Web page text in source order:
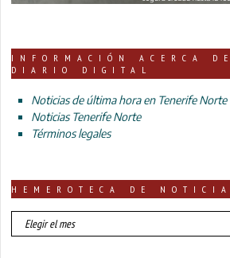
INFORMACIÓN ACERCA
DIARIO DIGITAL
Noticias de última hora en Tenerife Norte
Noticias Tenerife Norte
Términos legales
HEMEROTECA DE
HEMEROTECA
DE